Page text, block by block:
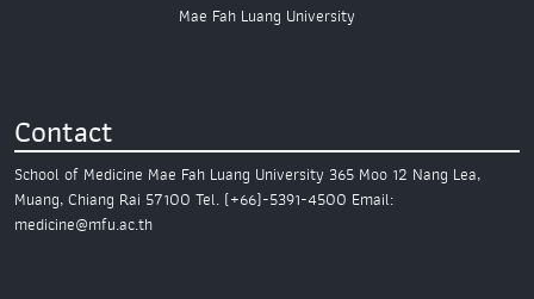
Mae Fah Luang University
Contact
School of Medicine Mae Fah Luang University 365 Moo 12 Nang Lea,
Muang,Chiang Rai 57100 Tel. (+66)-5391-4500 Email:
medicine@mfu.ac.th